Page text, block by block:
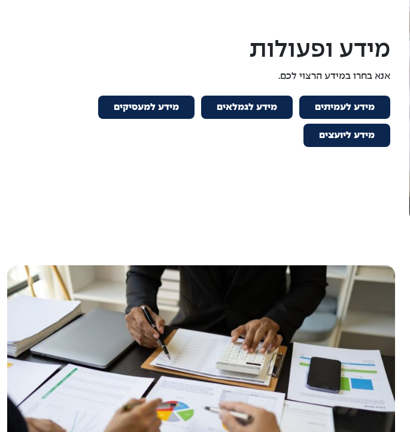
מידע ופעולות
אנא בחרו במידע הרצוי לכם.
מידע לעמיתים מידע לגמלאים מידע למעסיקים
מידע ליועצים